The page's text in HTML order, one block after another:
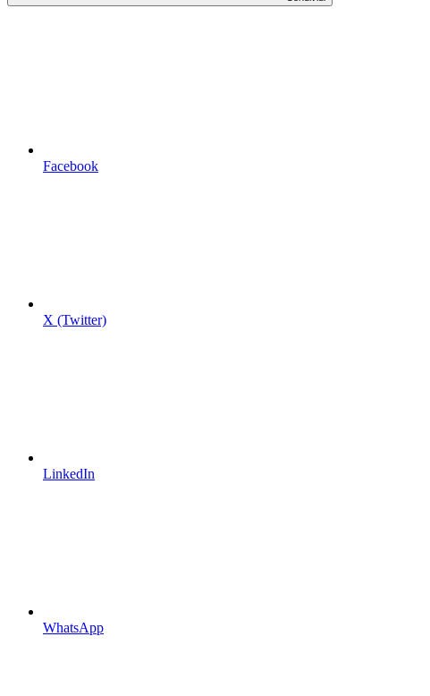
Facebook
X (Twitter)
LinkedIn
WhatsApp